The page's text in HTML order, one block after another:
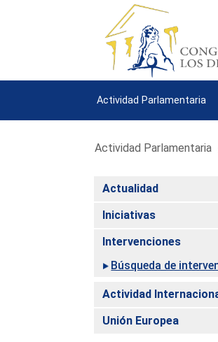
Actividad Parlamentaria
Actividad Parlamentaria
Actualidad
Iniciativas
Intervenciones
Búsqueda de
Actividad
Unión Europea